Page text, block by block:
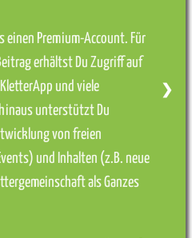
einen Premium-Account. Für
erhältst Du Zugriff auf
und viele
unterstützt Du
von freien
und Inhalten (z.B. neue
als Ganzes
❯